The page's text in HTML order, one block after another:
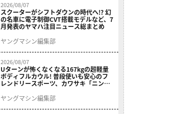
2026/08/07
スクーターがシフトダウンの時代へ!? 幻
の名車に電子制御CVT搭載モデルなど、7
月発表のヤマハ注目ニュース総まとめ
ヤングマシン編集部
2026/08/07
Uターンが怖くなくなる167kgの超軽量
ボディフルカウル! 普段使いも安心のフ
レンドリースポーツ、カワサキ「ニンジ
9/5発売
ヤングマシン編集部